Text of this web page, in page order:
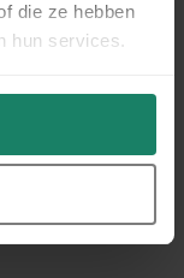
die ze hebben
hun services.